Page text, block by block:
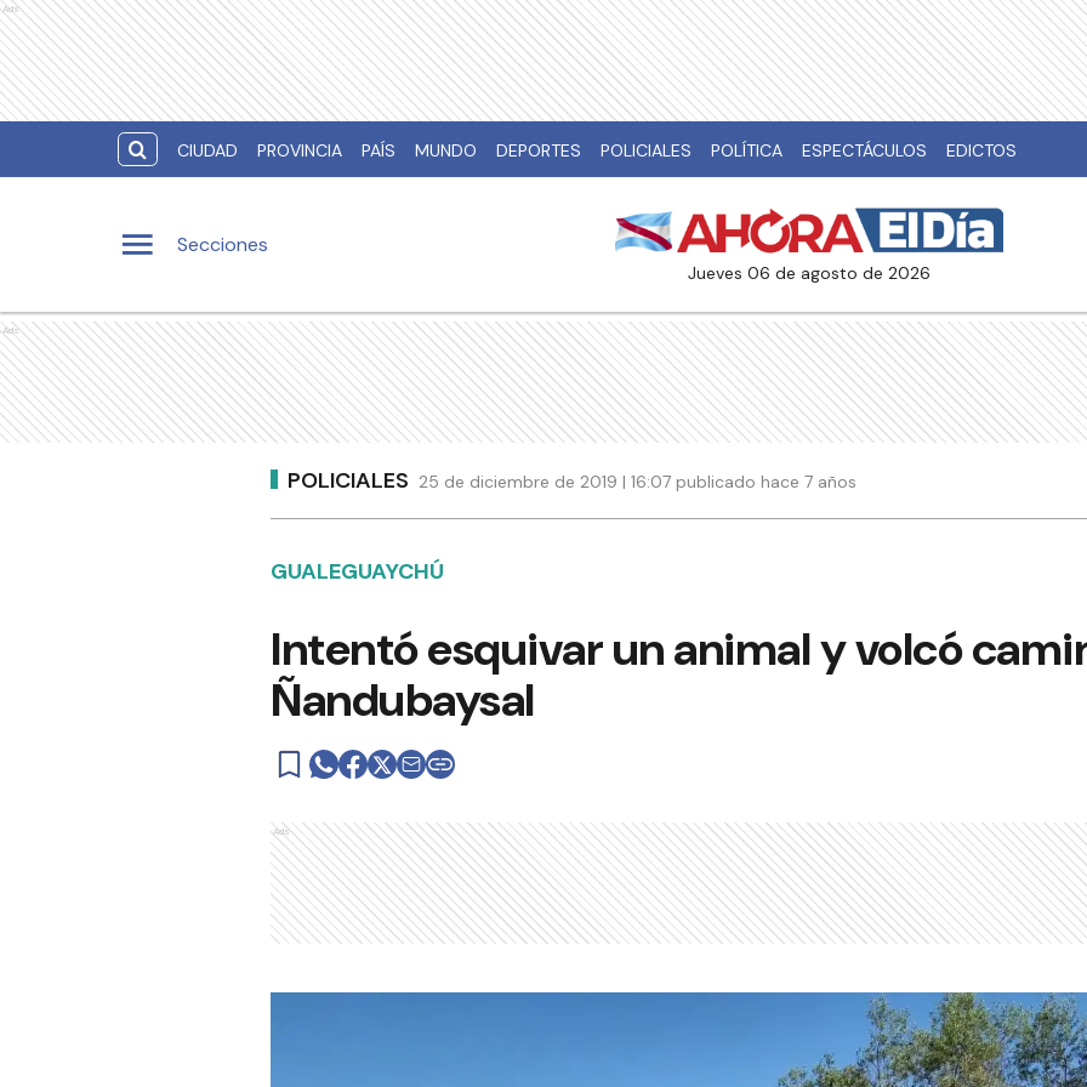
Ads
CIUDAD PROVINCIA PAÍS MUNDO DEPORTES POLICIALES POLÍTICA ESPECTÁCULOS EDICTOS
Secciones
jueves 06 de agosto de 2026
Ads
POLICIALES 25 de diciembre de 2019 | 16:07 publicado hace 7 años
GUALEGUAYCHÚ
Intentó esquivar un animal y volcó
Ñandubaysal
Ads